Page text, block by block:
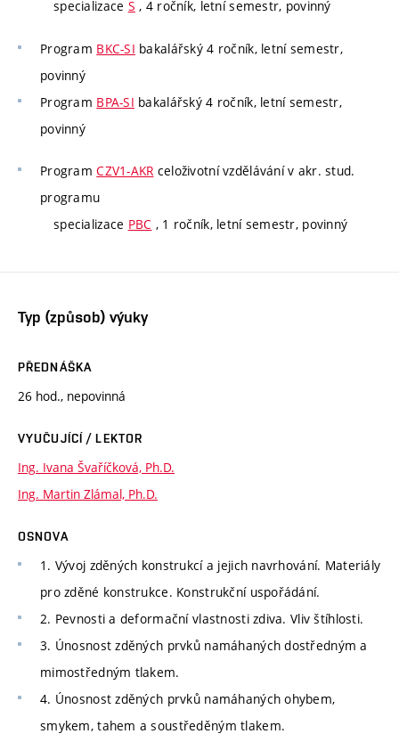
specializace S , 4 ročník, letní semestr, povinný
Program BKC-SI bakalářský 4 ročník, letní semestr,
povinný
Program BPA-SI bakalářský 4 ročník, letní semestr,
povinný
ProgramCZV1-AKR celoživotní vzdělávání v akr. stud.
programu
specializace PBC , 1 ročník, letní semestr, povinný
Typ (způsob) výuky
PŘEDNÁŠKA
26 hod., nepovinná
VYUČUJÍCÍ / LEKTOR
Ing. Ivana Švaříčková, Ph.D.
Ing. Martin Zlámal, Ph.D.
OSNOVA
1. Vývoj zděných konstrukcí a jejich navrhování. Materiály
pro zděné konstrukce. Konstrukční uspořádání.
2. Pevnosti a deformační vlastnosti zdiva. Vliv štíhlosti.
3. Únosnost zděných prvků namáhaných dostředným a
mimostředným tlakem.
4. Únosnost zděných prvků namáhaných ohybem,
smykem, tahem a soustředěným tlakem.